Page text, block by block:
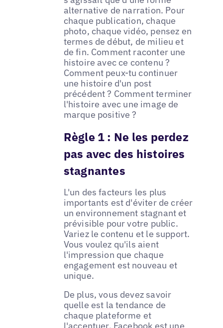
alternative de narration. Pour
chaque publication, chaque
photo, chaque vidéo, pensez en
termes de début, de milieu et
de fin. Comment raconter une
histoire avec ce contenu ?
Comment peux-tu continuer
une histoire d'un post
précédent ? Comment terminer
l'histoire avec une image de
marque positive ?
Règle 1 : Ne les perdez
pas avec des histoires
stagnantes
L'un des facteurs les plus
importants est d'éviter de créer
un environnement stagnant et
prévisible pour votre public.
Variez le contenu et le support.
Vous voulez qu'ils aient
l'impression que chaque
engagement est nouveau et
unique.
De plus, vous devez savoir
quelle est la tendance de
chaque plateforme et